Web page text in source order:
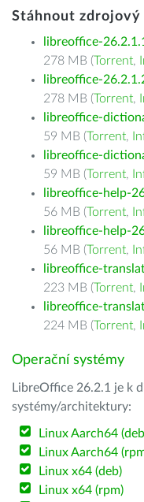
Stáhnout zdrojový
libreoffice-
278 MB (Torrent,
libreoffice-
278 MB (Torrent,
libreoffice-
59 MB (Torrent,
libreoffice-
59 MB (Torrent,
libreoffice-help-
56 MB (Torrent,
libreoffice-help-
56 MB (Torrent,
libreoffice-
223 MB (Torrent,
libreoffice-
224 MB (Torrent,
Operační systémy
LibreOffice 26.2.1 je k
systémy/architektury:
Linux Aarch64
Linux Aarch64
Linux x64 (deb)
Linux x64 (rpm)